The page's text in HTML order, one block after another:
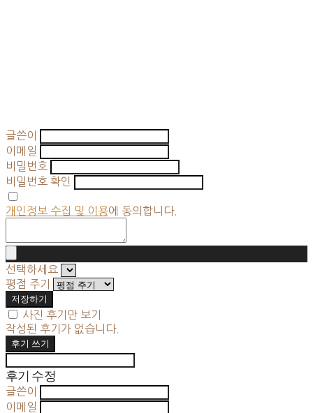
글쓴이
이메일
비밀번호
비밀번호 확인
개인정보 수집 및 이용에 동의합니다.
선택하세요
평점 주기
저장하기
사진 후기만 보기
작성된 후기가 없습니다.
후기 쓰기
후기 수정
글쓴이
이메일